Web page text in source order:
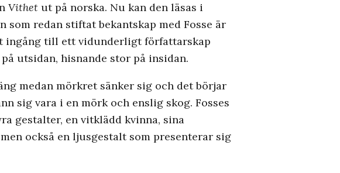
Vithet ut på norska. Nu kan den läsas i
som redan stiftat bekantskap med Fosse är
ingång till ett vidunderligt författarskap
utsidan, hisnande stor på insidan.
medan mörkret sänker sig och det börjar
sig vara i en mörk och enslig skog. Fosses
gestalter, en vitklädd kvinna, sina
också en ljusgestalt som presenterar sig